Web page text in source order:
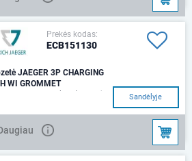
Prekės kodas:
ECB151130
JAEGER 3P CHARGING
WI GROMMET
kontaktų/ 6-24V(25A) rozetė
Sandėlyje